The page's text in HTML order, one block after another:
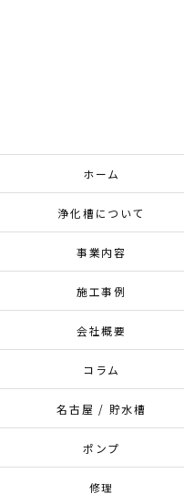
ホーム
浄化槽について
事業内容
施工事例
会社概要
コラム
名古屋 / 貯水槽
ポンプ
修理